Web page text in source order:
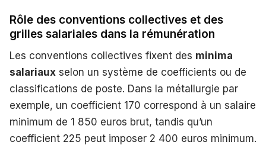
Rôle des conventions collectives et des
grilles salariales dans la rémunération
Les conventions collectives fixent des minima
salariaux selon un système de coefficients ou de
classifications de poste. Dans la métallurgie par
exemple, un coefficient 170 correspond à un salaire
minimum de 1 850 euros brut, tandis qu’un
coefficient 225 peut imposer 2 400 euros minimum.